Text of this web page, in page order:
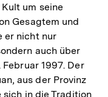
um seine
Gesagtem und
er nicht nur
auch über
Februar 1997. Der
aus der Provinz
in die Tradition